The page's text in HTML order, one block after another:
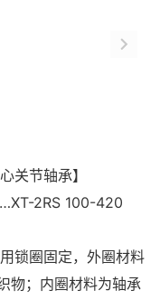
关节轴承】
2RS 100-420
锁圈固定，外圈材料
物；内圈材料为轴承